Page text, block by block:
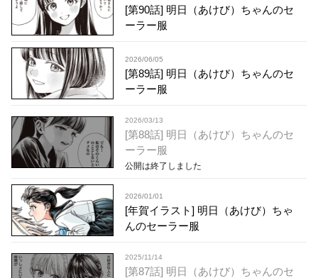
[第90話] 明日（あけび）ちゃんのセ
ーラー服
2026/06/05
[第89話] 明日（あけび）ちゃんのセ
ーラー服
2026/03/13
[第88話] 明日（あけび）ちゃんのセ
ーラー服
公開は終了しました
2026/01/01
[年賀イラスト] 明日（あけび）ちゃ
んのセーラー服
2025/11/14
[第87話] 明日（あけび）ちゃんのセ